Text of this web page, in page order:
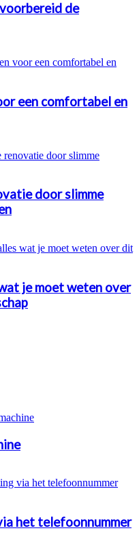
de
een comfortabel en
door slimme
je moet weten over
het telefoonnummer